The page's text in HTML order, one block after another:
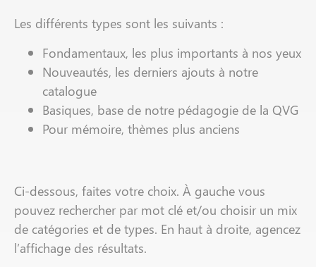
Les différents types sont les suivants :
Fondamentaux, les plus importants à nos yeux
Nouveautés, les derniers ajouts à notre
catalogue
Basiques, base de notre pédagogie de la QVG
Pour mémoire, thèmes plus anciens
Ci-dessous, faites votre choix. À gauche vous
pouvez rechercher par mot clé et/ou choisir un mix
de catégories et de types. En haut à droite, agencez
l’affichage des résultats.